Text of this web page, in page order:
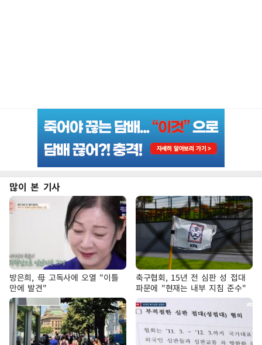
많이 본 기사
방은희, 母 고독사에 오열 "이틀
만에 발견"
축구협회, 15년 전 심판 성 접대
파문에 "현재는 내부 지침 준수"